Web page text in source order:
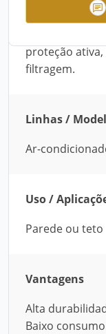
energia e
proteção
filtragem.
Linhas /
Ar-
Uso /
Parede ou teto
Vantagens
Alta
Baixo